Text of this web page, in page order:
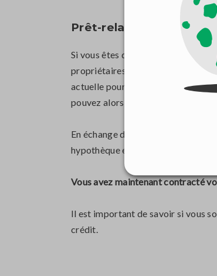
Prêt-relais
Si vous êtes déjà propriétaire et
propriétaires d’acheter une
actuelle pour l'acompte à l'achat
pouvez alors coupler votre prêt
En échange du prêt de la banque,
hypothèque en garantie ; cela
Vous avez maintenant contracté
Il est important de savoir si vous
crédit.